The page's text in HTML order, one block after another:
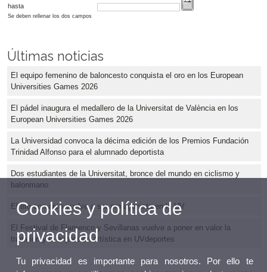
hasta
Se deben rellenar los dos campos
Últimas noticias
El equipo femenino de baloncesto conquista el oro en los European
Universities Games 2026
El pádel inaugura el medallero de la Universitat de València en los
European Universities Games 2026
La Universidad convoca la décima edición de los Premios Fundación
Trinidad Alfonso para el alumnado deportista
Dos estudiantes de la Universitat, bronce del mundo en ciclismo y
balonmano
El tiro con arco vuelve a ser protagonista en la UV
El Festival de Flamenco y Sevillanas vuelve a poner en valor la
tradición y la expresión artística en UVdeportes
Cookies y política de
privacidad
Tu privacidad es importante para nosotros. Por ello te